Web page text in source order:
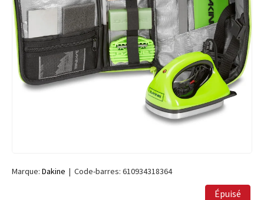
Marque: Dakine | Code-barres: 610934318364
Épuisé